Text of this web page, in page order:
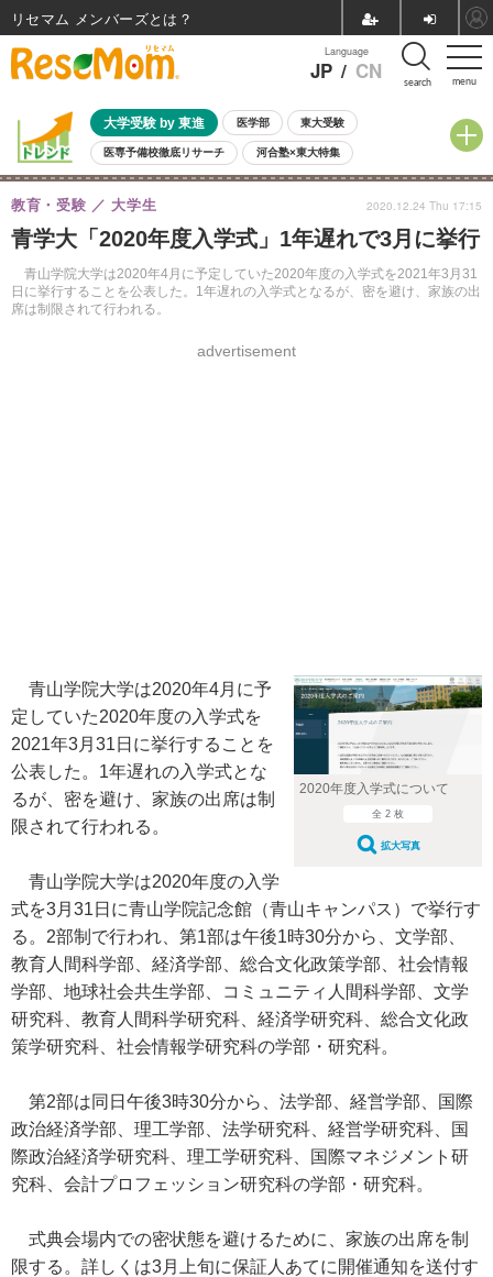
menu
Language
JP / CN search
大学受験 by 東進 医学部 東大受験
医専予備校徹底リサーチ 河合塾×東大特集
親子で考える大学選び 高校受験 中学受験 小学校受験
共通テスト 夏休み
8月開催イベント・WS 全国公立高校 過去問 人気記事
自由研究教材（小学生向け） 自由研究教材（中学生向け） ランキング
青学大「2020年度入学式」1年遅れで3月に挙行
青山学院大学は2020年4月に予定していた2020年度の入学式を2021年3月31
日に挙行することを公表した。1年遅れの入学式となるが、密を避け、家族の出
席は制限されて行われる。
教育・受験 大学生
advertisement
2020.12.24 Thu 17:15
2020年度入学式について
全 2 枚
拡大写真
青山学院大学は2020年4月に予
定していた2020年度の入学式を
2021年3月31日に挙行することを
公表した。1年遅れの入学式とな
るが、密を避け、家族の出席は制
限されて行われる。
青山学院大学は2020年度の入学
式を3月31日に青山学院記念館（青山キャンパス）で挙行す
る。2部制で行われ、第1部は午後1時30分から、文学部、
教育人間科学部、経済学部、総合文化政策学部、社会情報
学部、地球社会共生学部、コミュニティ人間科学部、文学
研究科、教育人間科学研究科、経済学研究科、総合文化政
策学研究科、社会情報学研究科の学部・研究科。
第2部は同日午後3時30分から、法学部、経営学部、国際
政治経済学部、理工学部、法学研究科、経営学研究科、国
際政治経済学研究科、理工学研究科、国際マネジメント研
究科、会計プロフェッション研究科の学部・研究科。
式典会場内での密状態を避けるために、家族の出席を制
限する。詳しくは3月上旬に保証人あてに開催通知を送付す
リセマム メンバーズ